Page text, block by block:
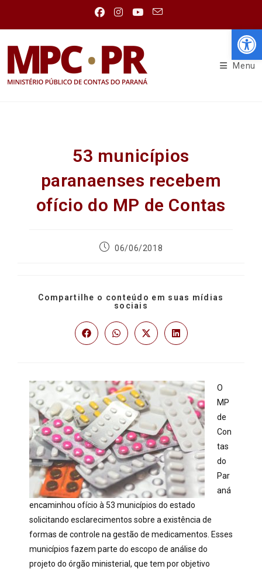
Menu
53 municípios
paranaenses recebem
ofício do MP de Contas
06/06/2018
Compartilhe o conteúdo em suas mídias
sociais
O
MP
de
Con
tas
do
Par
aná
encaminhou ofício à 53 municípios do estado
solicitando esclarecimentos sobre a existência de
formas de controle na gestão de medicamentos. Esses
municípios fazem parte do escopo de análise do
projeto do órgão ministerial, que tem por objetivo